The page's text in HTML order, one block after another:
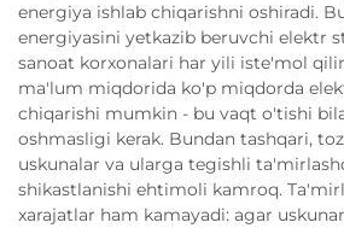
energiya ishlab chiqarishni oshiradi.
energiyasini yetkazib beruvchi elektr
sanoat korxonalari har yili iste'mol
ma'lum miqdorida ko'p miqdorda
chiqarishi mumkin - bu vaqt o'tishi
oshmasligi kerak. Bundan tashqari,
uskunalar va ularga tegishli
shikastlanishi ehtimoli kamroq.
xarajatlar ham kamayadi: agar